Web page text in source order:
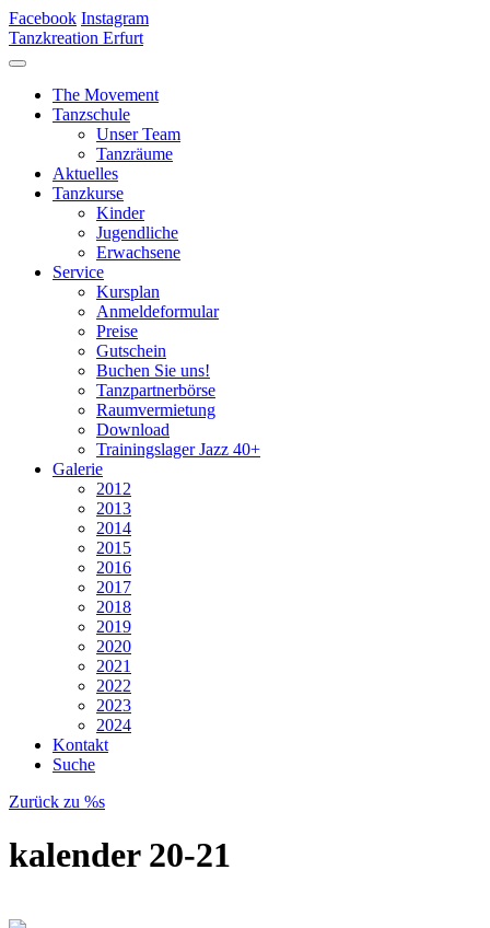
Facebook Instagram
Tanzkreation Erfurt
The Movement
Tanzschule
Unser Team
Tanzräume
Aktuelles
Tanzkurse
Kinder
Jugendliche
Erwachsene
Service
Kursplan
Anmeldeformular
Preise
Gutschein
Buchen Sie uns!
Tanzpartnerbörse
Raumvermietung
Download
Trainingslager Jazz 40+
Galerie
2012
2013
2014
2015
2016
2017
2018
2019
2020
2021
2022
2023
2024
Kontakt
Suche
Zurück zu %s
kalender 20-21